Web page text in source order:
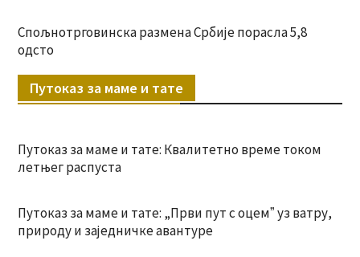
Спољнотрговинска размена Србије порасла 5,8
одсто
Путоказ за маме и тате
Путоказ за маме и тате: Квалитетно време током
летњег распуста
Путоказ за маме и тате: „Први пут с оцемˮ уз ватру,
природу и заједничке авантуре